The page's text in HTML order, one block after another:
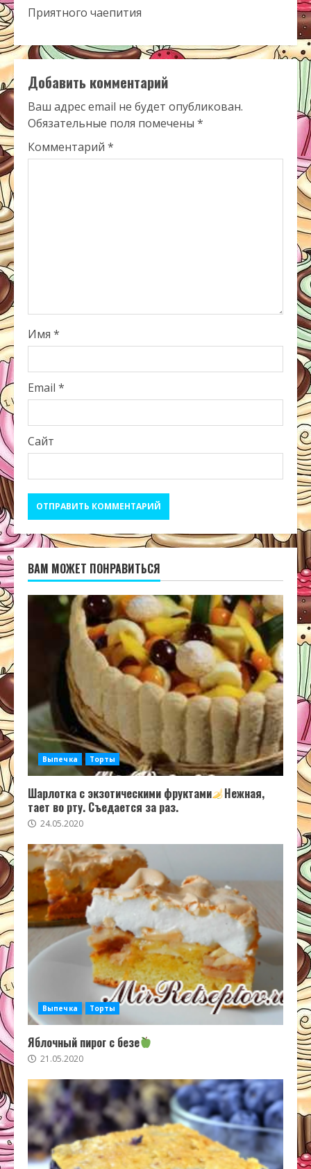
Приятного чаепития
Добавить комментарий
Ваш адрес email не будет опубликован.
Обязательные поля помечены *
Комментарий *
Имя *
Email *
Сайт
ВАМ МОЖЕТ ПОНРАВИТЬСЯ
Выпечка Торты
Шарлотка с экзотическими фруктами
Нежная,
тает во рту. Съедается за раз.
24.05.2020
Выпечка Торты
Яблочный пирог с безе
21.05.2020